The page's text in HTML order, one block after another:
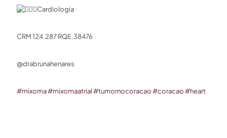
Cardiologia ⁣
CRM 124.287 RQE.38476 ⁣
@drabrunahenares ⠀⁣
#mixoma#mixomaatrial#tumornocoracao#coracao#heart